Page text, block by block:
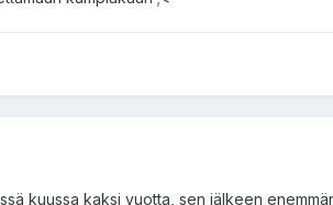
kuussa kaksi vuotta, sen jälkeen